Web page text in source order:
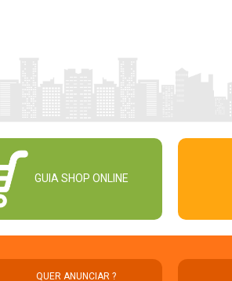
GUIA SHOP ONLINE
QUER ANUNCIAR ?